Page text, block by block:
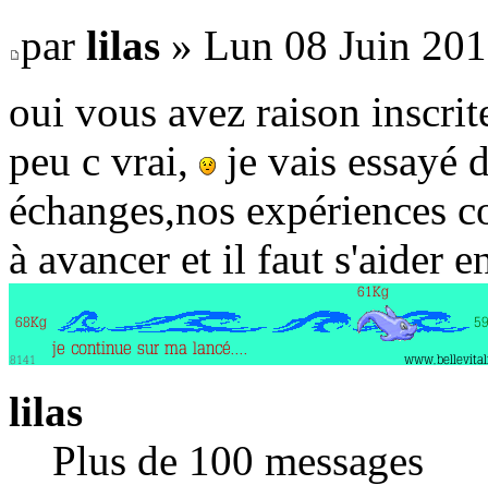
par lilas » Lun 08 Juin
oui vous avez raison
peu c vrai,
je vais essayé
échanges,nos expériences
à avancer et il faut s'aider
lilas
Plus de 100 messages